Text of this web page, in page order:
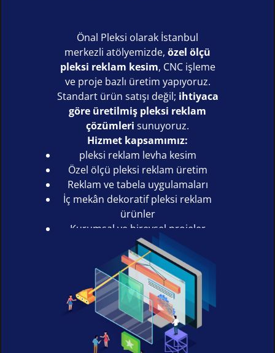
Önal Pleksi olarak İstanbul
merkezli atölyemizde, özel ölçü
pleksi reklam kesim, CNC işleme
ve proje bazlı üretim yapıyoruz.
Standart ürün satışı değil; ihtiyaca
göre üretilmiş pleksi reklam
çözümleri sunuyoruz.
Hizmet kapsamımız:
pleksi reklam levha kesim
Özel ölçü pleksi reklam üretim
Reklam ve tabela uygulamaları
İç mekân dekoratif pleksi reklam
ürünler
Kurumsal ve bireysel projeler